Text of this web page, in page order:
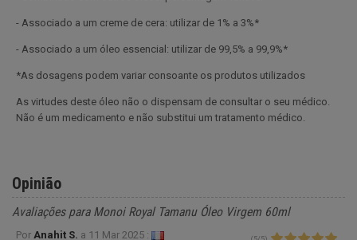
- Associado a um creme de cera: utilizar de 1% a 3%*
- Associado a um óleo essencial: utilizar de 99,5% a 99,9%*
*As dosagens podem variar consoante os produtos utilizados
As virtudes deste óleo não o dispensam de consultar o seu médico.
Não é um medicamento e não substitui um tratamento médico.
Opinião
Avaliações para Monoi Royal Tamanu Óleo Virgem 60ml
Por Anahit S. a 11 Mar 2025 :